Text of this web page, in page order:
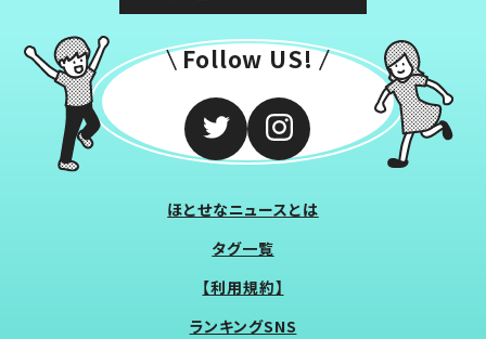
Follow US!
ほとせなニュースとは
タグ一覧
【利用規約】
ランキングSNS